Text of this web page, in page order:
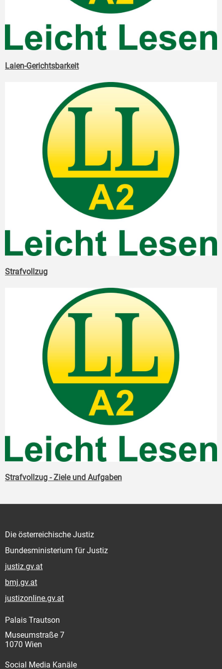
Laien-Gerichtsbarkeit
Strafvollzug
Strafvollzug - Ziele und Aufgaben
Die österreichische Justiz
Bundesministerium für Justiz
justiz.gv.at
bmj.gv.at
justizonline.gv.at
Palais Trautson
Museumstraße 7
1070 Wien
Social Media Kanäle